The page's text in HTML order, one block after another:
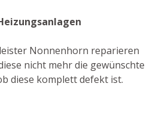
Nonnenhorn reparieren
nicht mehr die gewünschte
diese komplett defekt ist.